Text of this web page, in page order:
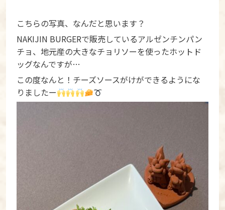
こちらの写真、なんだと思います？
NAKIJIN BURGERで販売しているアルゼンチンパン
チョ、地元産の大きなチョリソーを使ったホットド
ッグなんですが…
この度なんと！チーズソースがけができるようにな
りましたー